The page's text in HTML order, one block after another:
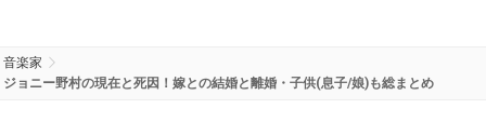
音楽家
ジョニー野村の現在と死因！嫁との結婚と離婚・子供(息子/娘)も総まとめ